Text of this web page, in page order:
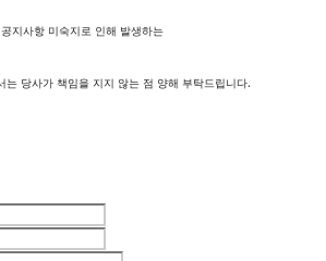
공지사항 미숙지로 인해 발생하는
는 당사가 책임을 지지 않는 점 양해 부탁드립니다.